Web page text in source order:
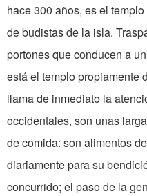
hace 300 años, es el
de budistas de la isla.
portones que conducen a
está el templo propiamente
llama de inmediato la
occidentales, son unas
de comida: son alimentos
diariamente para su
concurrido; el paso de la